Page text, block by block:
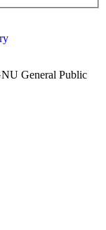
General Public